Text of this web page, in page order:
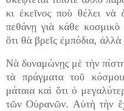
κι ἐκεῖνος ποὺ θέλει
πεθάνῃ γιὰ κάθε
ὅτι θὰ βρεῖς ἐμπόδια,
Νὰ δυναμώνῃς μὲ τὴν
τὰ πράγματα τοῦ
μάταια καὶ ὅτι ὁ
τῶν Οὐρανῶν. Αὐτὴ τὴν